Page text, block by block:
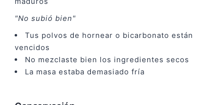
"No subió bien"
Tus polvos de hornear o bicarbonato están
vencidos
No mezclaste bien los ingredientes secos
La masa estaba demasiado fría